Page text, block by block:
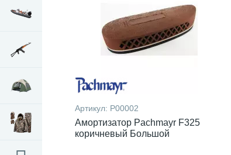
Артикул: P00002
Амортизатор Pachmayr F325
коричневый Большой